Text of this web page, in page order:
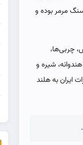
مرمر بوده و
چربی‌ها،
شیره و
ایران به هلند